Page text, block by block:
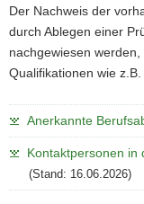
e
r
g
r
e
d
v
i
g
a
n
a
l
t
e
r
e
i
Der Nachweis der
durch Ablegen einer
nachgewiesen
Qualifikationen wie
Anerkannte
Kontaktpersonen in
(Stand: 16.06.2026)